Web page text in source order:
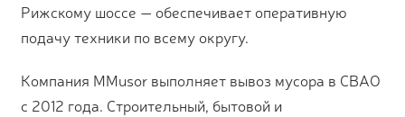
Рижскому шоссе — обеспечивает оперативную
подачу техники по всему округу.
Компания MMusor выполняет вывоз мусора в СВАО
с 2012 года. Строительный, бытовой и